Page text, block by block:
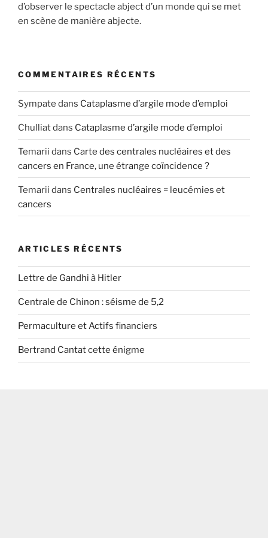
d’observer le spectacle abject d’un monde qui se met
en scène de manière abjecte.
COMMENTAIRES RÉCENTS
Sympate dans Cataplasme d’argile mode d’emploi
Chulliatdans Cataplasme d’argile mode d’emploi
Temarii dans Carte des centrales nucléaires et des
cancers en France, une étrange coïncidence ?
Temarii dans Centrales nucléaires = leucémies et
cancers
ARTICLES RÉCENTS
Lettre de Gandhi à Hitler
Centrale de Chinon : séisme de 5,2
Permaculture et Actifs financiers
Bertrand Cantat cette énigme